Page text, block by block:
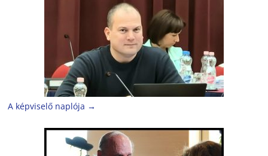
A képviselő naplója →